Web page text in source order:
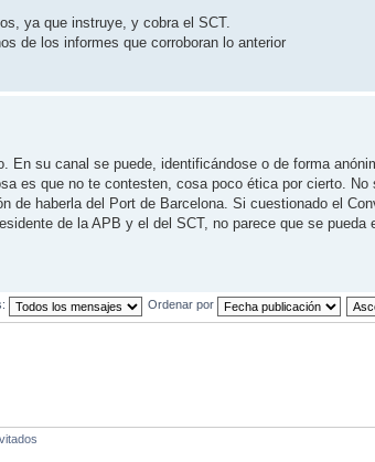
ya que instruye, y cobra el SCT.
de los informes que corroboran lo anterior
su canal se puede, identificándose o de forma
es que no te contesten, cosa poco ética por cierto. No
de haberla del Port de Barcelona. Si cuestionado el
de la APB y el del SCT, no parece que se pueda
Ordenar por